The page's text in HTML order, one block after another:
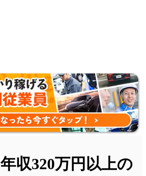
収320万円以上の